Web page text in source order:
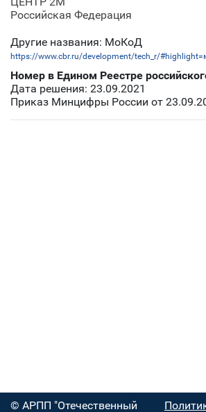
Российская Федерация
Другие названия: МоКоД
https://www.cbr.ru/development/tech_r/
Номер в Едином Реестре
Дата решения: 23.09.2021
Приказ Минцифры России от
© АРПП "Отечественный